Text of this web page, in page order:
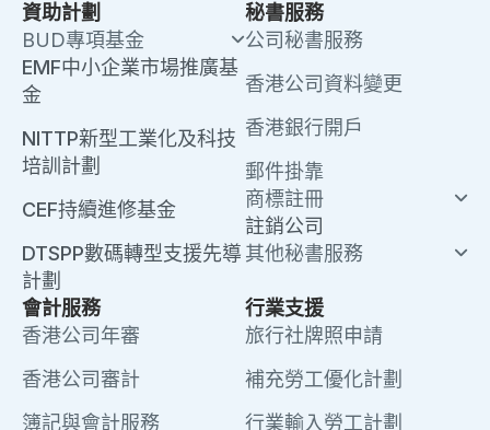
資助計劃
BUD專項基金
EMF中小企業市場推廣基
金
NITTP新型工業化及科技
培訓計劃
CEF持續進修基金
DTSPP數碼轉型支援先導
計劃
秘書服務
公司秘書服務
香港公司資料變更
香港銀行開戶
郵件掛靠
商標註冊
註銷公司
其他秘書服務
會計服務
香港公司年審
香港公司審計
簿記與會計服務
行業支援
旅行社牌照申請
補充勞工優化計劃
行業輸入勞工計劃